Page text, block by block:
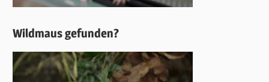
Wildmaus gefunden?